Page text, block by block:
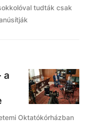
tudták csak
a
Oktatókórházban